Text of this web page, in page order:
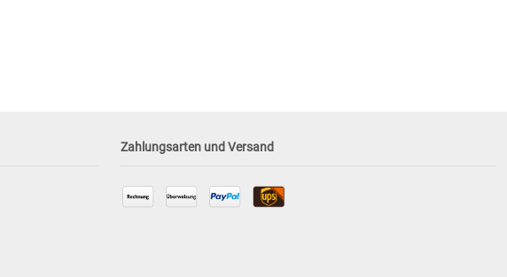
Zahlungsarten und Versand